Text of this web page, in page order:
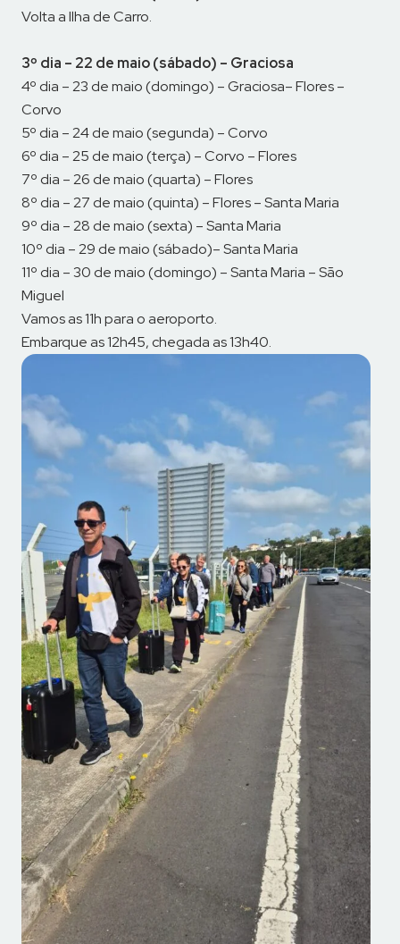
Volta a Ilha de Carro.
3º dia – 22 de maio (sábado) – Graciosa
4º dia – 23 de maio (domingo) – Graciosa– Flores –
Corvo
5º dia – 24 de maio (segunda) – Corvo
6º dia – 25 de maio (terça) – Corvo – Flores
7º dia – 26 de maio (quarta) – Flores
8º dia – 27 de maio (quinta) – Flores – Santa Maria
9º dia – 28 de maio (sexta) – Santa Maria
10º dia – 29 de maio (sábado)– Santa Maria
11º dia – 30 de maio (domingo) – Santa Maria – São
Miguel
Vamos as 11h para o aeroporto.
Embarque as 12h45, chegada as 13h40.